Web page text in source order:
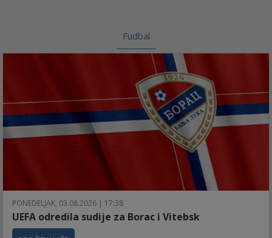
Fudbal
PONEDELJAK, 03.08.2026 | 17:38
UEFA odredila sudije za Borac i Vitebsk